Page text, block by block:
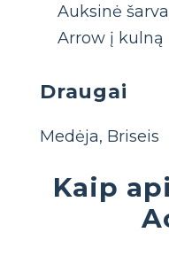
Auksinė šarva
Arrow į kulną
Draugai
Medėja, Briseis
Kaip